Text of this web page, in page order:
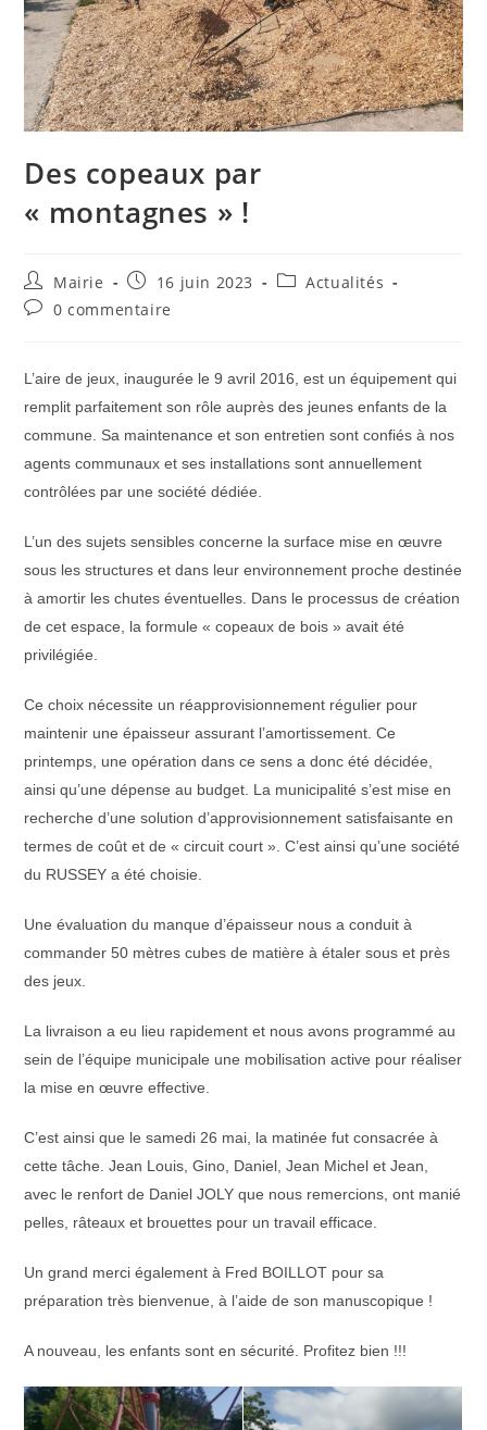
Des copeaux par
« montagnes » !
Auteur/autrice
de
la
Mairie
Publication
publiée :
16 juin 2023
PostActualités
Commentaires
publication :
0 commentaire
L’aire de jeux, inaugurée le 9 avril 2016, est un équipement qui
remplit parfaitement son rôle auprès des jeunes enfants de la
commune. Sa maintenance et son entretien sont confiés à nos
agents communaux et ses installations sont annuellement
contrôlées par une société dédiée.
L’un des sujets sensibles concerne la surface mise en œuvre
sous les structures et dans leur environnement proche destinée
à amortir les chutes éventuelles. Dans le processus de création
de cet espace, la formule « copeaux de bois » avait été
privilégiée.
Ce choix nécessite un réapprovisionnement régulier pour
maintenir une épaisseur assurant l’amortissement. Ce
printemps, une opération dans ce sens a donc été décidée,
ainsi qu’une dépense au budget. La municipalité s’est mise en
recherche d’une solution d’approvisionnement satisfaisante en
termes de coût et de « circuit court ». C’est ainsi qu’une société
du RUSSEY a été choisie.
Une évaluation du manque d’épaisseur nous a conduit à
commander 50 mètres cubes de matière à étaler sous et près
des jeux.
La livraison a eu lieu rapidement et nous avons programmé au
sein de l’équipe municipale une mobilisation active pour réaliser
la mise en œuvre effective.
C’est ainsi que le samedi 26 mai, la matinée fut consacrée à
cette tâche. Jean Louis, Gino, Daniel, Jean Michel et Jean,
avec le renfort de Daniel JOLY que nous remercions, ont manié
pelles, râteaux et brouettes pour un travail efficace.
Un grand merci également à Fred BOILLOT pour sa
préparation très bienvenue, à l’aide de son manuscopique !
A nouveau, les enfants sont en sécurité. Profitez bien !!!